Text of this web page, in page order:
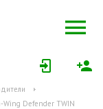
Wing Defender TWIN